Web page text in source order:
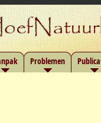
Problemen